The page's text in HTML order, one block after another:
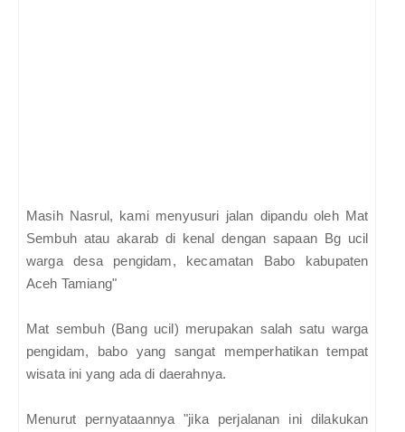
Masih Nasrul, kami menyusuri jalan dipandu oleh Mat
Sembuh atau akarab di kenal dengan sapaan Bg ucil
warga desa pengidam, kecamatan Babo kabupaten
Aceh Tamiang"
Mat sembuh (Bang ucil) merupakan salah satu warga
pengidam, babo yang sangat memperhatikan tempat
wisata ini yang ada di daerahnya.
Menurut pernyataannya "jika perjalanan ini dilakukan